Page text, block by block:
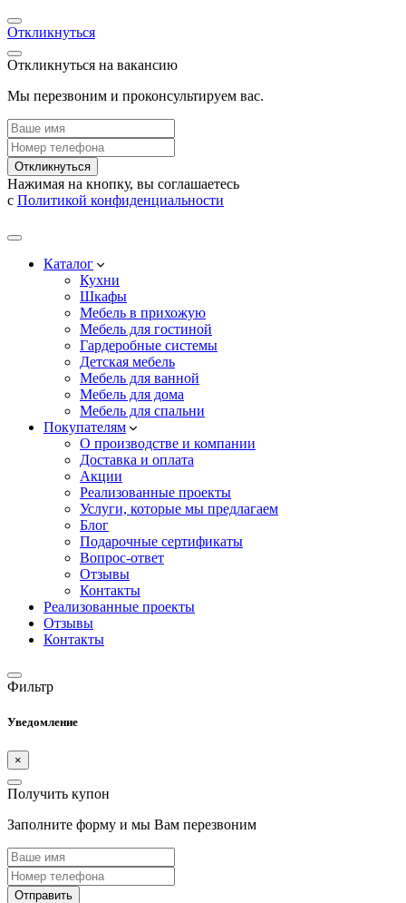
Откликнуться
Откликнуться на вакансию
Мы перезвоним и проконсультируем вас.
Откликнуться
Нажимая на кнопку, вы соглашаетесь
с Политикой конфиденциальности
Каталог
Кухни
Шкафы
Мебель в прихожую
Мебель для гостиной
Гардеробные системы
Детская мебель
Мебель для ванной
Мебель для дома
Мебель для спальни
Покупателям
О производстве и компании
Доставка и оплата
Акции
Реализованные проекты
Услуги, которые мы предлагаем
Блог
Подарочные сертификаты
Вопрос-ответ
Отзывы
Контакты
Реализованные проекты
Отзывы
Контакты
Фильтр
Уведомление
×
Получить купон
Заполните форму и мы Вам перезвоним
Отправить